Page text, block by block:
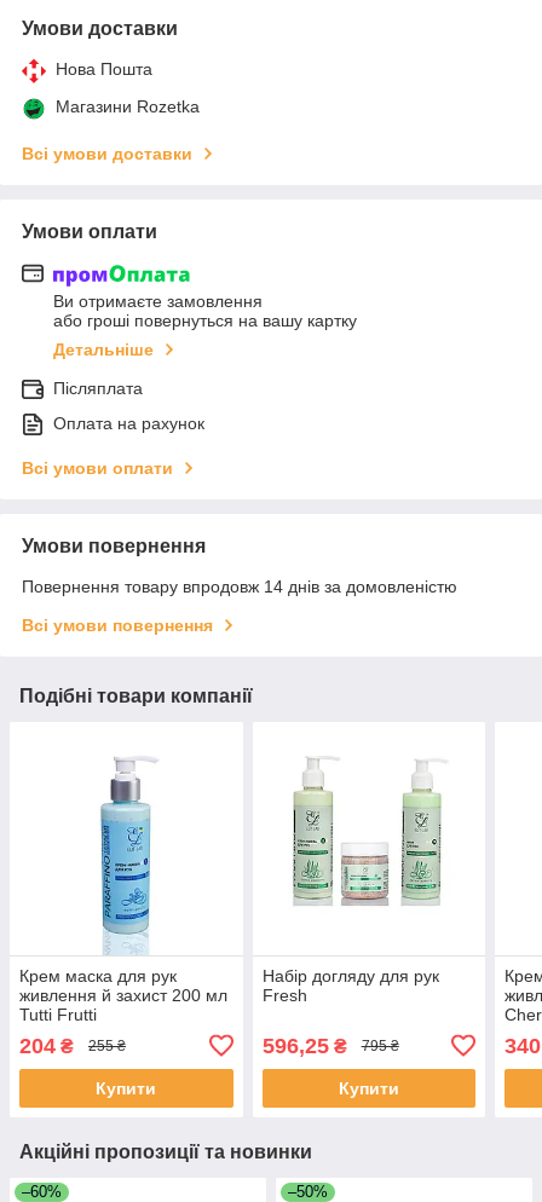
Умови доставки
Нова Пошта
Магазини Rozetka
Всі умови доставки
Умови оплати
Ви отримаєте замовлення
або гроші повернуться на вашу картку
Детальніше
Післяплата
Оплата на рахунок
Всі умови оплати
Умови повернення
Повернення товару впродовж 14 днів за домовленістю
Всі умови повернення
Подібні товари компанії
Крем маска для рук
живлення й захист 200 мл
Tutti Frutti
204 ₴ 255 ₴
Купити
Набір догляду для рук
Fresh
596,25₴ 795 ₴
Купити
340
Акційні пропозиції та новинки
–60% –50%